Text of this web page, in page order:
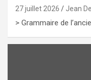
27 juillet 2026 Jean
> Grammaire de